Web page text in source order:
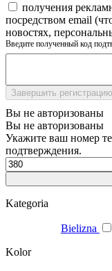
получения
посредством email
новостях,
Введите полученный код
Завершить регистрацию
Вы не авторизованы
Вы не авторизованы
Укажите ваш номер
подтверждения.
Kategoria
Bielizna
Kolor